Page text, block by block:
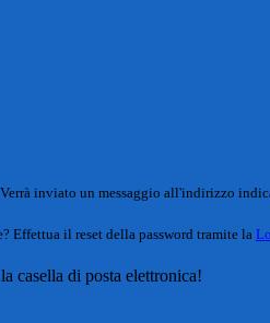
Verrà inviato un messaggio all'indirizzo
Effettua il reset della password tramite la
casella di posta elettronica!